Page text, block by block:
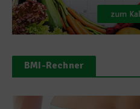
BMI-Rechner